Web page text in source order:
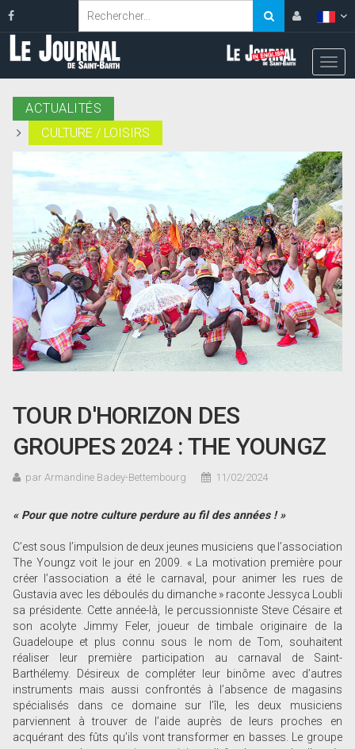
ACTUALITÉS
CULTURE / LOISIRS
TOUR D'HORIZON DES
GROUPES 2024 : THE YOUNGZ
par Armandine Badey-Bettembourg 11/02/2024
« Pour que notre culture perdure au fil des années ! »
C’est sous l’impulsion de deux jeunes musiciens que l’association
The Youngz voit le jour en 2009. « La motivation première pour
créer l’association a été le carnaval, pour animer les rues de
Gustavia avec les déboulés du dimanche » raconte Jessyca Loubli
sa présidente. Cette année-là, le percussionniste Steve Césaire et
son acolyte Jimmy Feler, joueur de timbale originaire de la
Guadeloupe et plus connu sous le nom de Tom, souhaitent
réaliser leur première participation au carnaval de Saint-
Barthélemy. Désireux de compléter leur binôme avec d’autres
instruments mais aussi confrontés à l’absence de magasins
spécialisés dans ce domaine sur l’île, les deux musiciens
parviennent à trouver de l’aide auprès de leurs proches en
acquérant des fûts qu’ils vont transformer en basses. Le groupe